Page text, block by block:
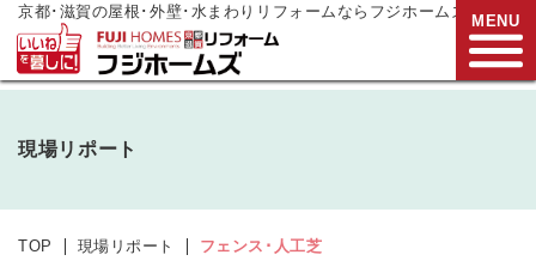
京都･滋賀の屋根･外壁･水まわりリフォームならフジホームズ
営業時間:9:00～17:00水曜日定休
MENU
現場リポート
TOP 現場リポート フェンス･人工芝